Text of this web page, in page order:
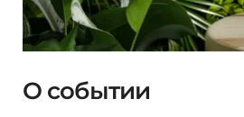
О событии